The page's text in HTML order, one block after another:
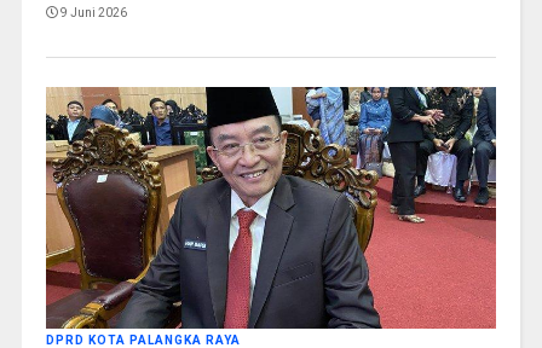
9 Juni 2026
DPRD KOTA PALANGKA RAYA